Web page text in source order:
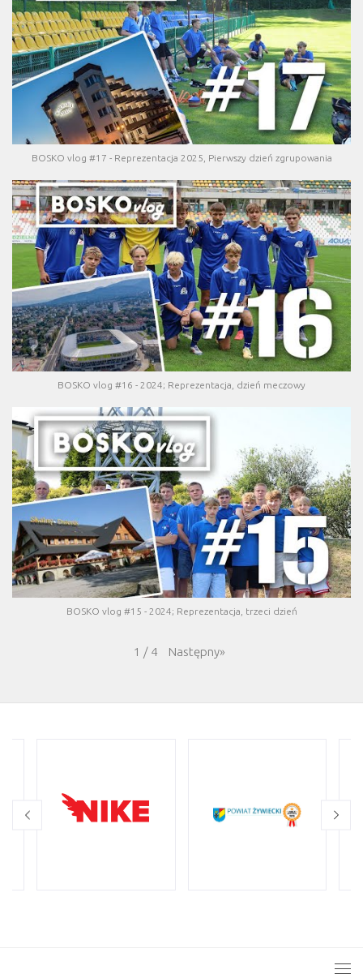
BOSKO vlog #17 - Reprezentacja 2025, Pierwszy dzień zgrupowania
BOSKO vlog #16 - 2024; Reprezentacja, dzień meczowy
BOSKO vlog #15 - 2024; Reprezentacja, trzeci dzień
1 / 4 Następny»